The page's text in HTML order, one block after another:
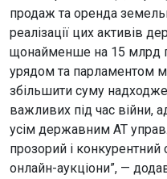
продаж та оренда
реалізації цих активів
щонайменше на 15 млрд
урядом та парламентом
збільшити суму
важливих під час війни,
усім державним АТ
прозорий і конкурентний
онлайн-аукціони”, —